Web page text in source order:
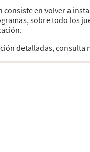
consiste en volver a
sobre todo los
detalladas, consulta